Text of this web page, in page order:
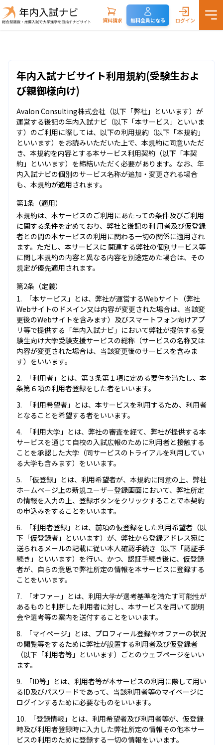
資料請求 無料会員になる ログイン
年内入試ナビサイト利用規約(受験生およ
び親御様向け)
Avalon Consulting株式会社（以下「弊社」といいます）が
運営する後記の年内入試ナビ（以下「本サービス」といいま
す）のご利用に際しては、以下の利用規約（以下「本規約」
といいます）をお読みいただいた上で、本規約に同意いただ
き、本規約を内容とする本サービス利用契約（以下「本契
約」といいます）を締結いただく必要があります。なお、年
内入試ナビの個別のサービス名称が追加・変更される場合
も、本規約が適用されます。
第1条（適用）
本規約は、本サービスのご利用にあたっての条件及びご利用
に関する条件を定めており、弊社と後記の利 用者及び仮登録
者との間の本サービスの利用に関わる一切の関係に適用され
ます。ただし、本サービスに 関連する弊社の個別サービス等
に関し本規約の内容と異なる内容を別途定めた場合は、その
規定が優先適用されます。
第2条（定義）
「本サービス」とは、弊社が運営するWebサイト（弊社
Webサイトのドメイン又は内容が変更された場合は、当該変
更後のWebサイトを含みます）及びスマートフォン向けアプ
リ等で提供する「年内入試ナビ」において弊社が提供する受
験生向け大学受験支援サービスの総称（サービスの名称又は
内容が変更された場合は、当該変更後のサービスを含みま
す）をいいます。
「利用者」とは、第３条第１項に定める要件を満たし、本
条第６項の利用者登録をした者をいいます。
「利用希望者」とは、本サービスを利用するため、利用者
となることを希望する者をいいます。
「利用大学」とは、弊社の審査を経て、弊社が提供する本
サービスを通じて自校の入試広報のために利用者と接触する
ことを承認した大学（同サービスのトライアルを利用してい
る大学も含みます）をいいます。
「仮登録」とは、利用希望者が、本規約に同意の上、弊社
ホームページ上の新規ユーザー登録画面において、弊社所定
の情報を入力の上、登録ボタンをクリックすることで本契約
の申込みをすることをいいます。
「利用者登録」とは、前項の仮登録をした利用希望者（以
下「仮登録者」といいます）が、弊社から登録アドレス宛に
送られるメールの記載に従い本人確認手続き（以下「認証手
続き」といいます）を行い、かつ、認証手続き後に、仮登録
者が、自らの意思で弊社所定の情報を本サービスに登録する
ことをいいます。
「オファー」とは、利用大学が選考基準を満たす可能性が
あるものと判断した利用者に対し、本サービスを用いて説明
会や選考等の案内を送付することをいいます。
「マイページ」とは、プロフィール登録やオファーの状況
の閲覧等をするために弊社が設置する利用者及び仮登録者
（以下「利用者等」といいます）ごとのウェブページをいい
ます。
「ID等」とは、利用者等が本サービスの利用に際して用い
るID及びパスワードであって、当該利用者等のマイページに
ログインするために必要なものをいいます。
「登録情報」とは、利用希望者及び利用者等が、仮登録
時及び利用者登録時に入力した弊社所定の情報その他本サー
ビスの利用のために登録する一切の情報をいいます。